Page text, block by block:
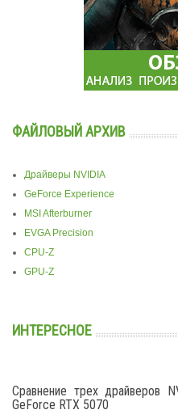
ФАЙЛОВЫЙ АРХИВ
Драйверы NVIDIA
GeForce Experience
MSI Afterburner
EVGA Precision
CPU-Z
GPU-Z
ИНТЕРЕСНОЕ
Сравнение трех драйверов
GeForce RTX 5070